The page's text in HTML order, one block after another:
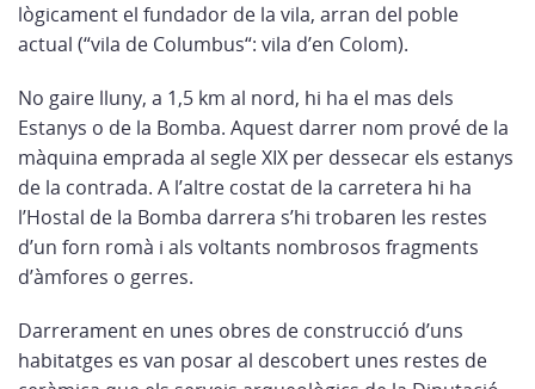
lògicament el fundador de la vila, arran del poble
actual (“vila de Columbus“: vila d’en Colom).
No gaire lluny, a 1,5 km al nord, hi ha el mas dels
Estanys o de la Bomba. Aquest darrer nom prové de la
màquina emprada al segle XIX per dessecar els estanys
de la contrada. A l’altre costat de la carretera hi ha
l’Hostal de la Bomba darrera s’hi trobaren les restes
d’un forn romà i als voltants nombrosos fragments
d’àmfores o gerres.
Darrerament en unes obres de construcció d’uns
habitatges es van posar al descobert unes restes de